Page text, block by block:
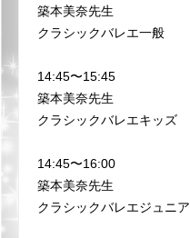
築本美奈先生
クラシックバレエ一般
14:45〜15:45
築本美奈先生
クラシックバレエキッズ
14:45〜16:00
築本美奈先生
クラシックバレエジュニア